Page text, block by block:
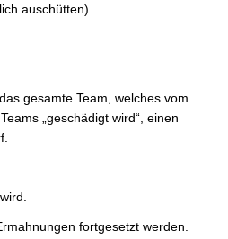
auschütten).
gesamte Team, welches vom
„geschädigt wird“, einen
fortgesetzt werden.